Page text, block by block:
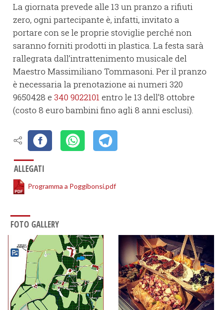
La giornata prevede alle 13 un pranzo a rifiuti
zero, ogni partecipante è, infatti, invitato a
portare con se le proprie stoviglie perché non
saranno forniti prodotti in plastica. La festa sarà
rallegrata dall’intrattenimento musicale del
Maestro Massimiliano Tommasoni. Per il pranzo
è necessaria la prenotazione ai numeri 320
9650428 e 340 9022101 entro le 13 dell’8 ottobre
(costo 8 euro bambini fino agli 8 anni esclusi).
ALLEGATI
Programma a Poggibonsi.pdf
FOTO GALLERY